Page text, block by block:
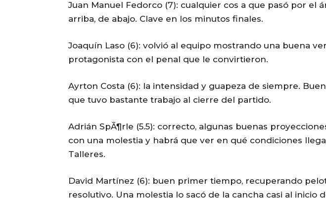
Juan Manuel Fedorco (7): cualquier cos a que pasó por el
arriba, de abajo. Clave en los minutos finales.
Joaquín Laso (6): volvió al equipo mostrando una buena
protagonista con el penal que le convirtieron.
Ayrton Costa (6): la intensidad y guapeza de siempre.
que tuvo bastante trabajo al cierre del partido.
Adrián SpÃ¶rle (5.5): correcto, algunas buenas
con una molestia y habrá que ver en qué condiciones
Talleres.
David Martínez (6): buen primer tiempo, recuperando
resolutivo. Una molestia lo sacó de la cancha casi al inicio